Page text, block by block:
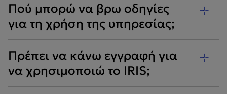
Πού μπορώ να βρω οδηγίες
για τη χρήση της υπηρεσίας;
Πρέπει να κάνω εγγραφή για
να χρησιμοποιώ το IRIS;